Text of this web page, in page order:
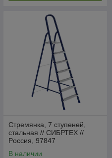
Стремянка, 7 ступеней,
стальная // СИБРТЕХ //
Pоссия, 97847
В наличии